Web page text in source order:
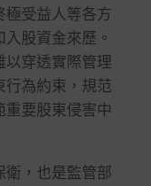
極受益人等各方
股資金來歷。
以穿透實際管理
行為約束，規范
重要股東侵害中
，也是監管部